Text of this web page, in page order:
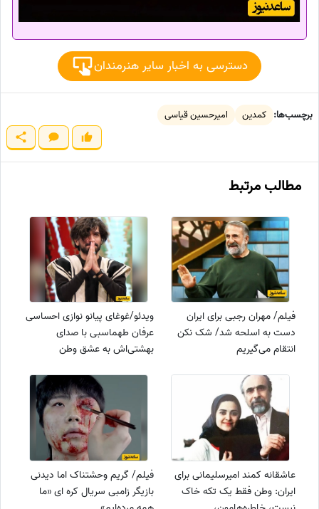
دسترسی به اخبار سایر هنرمندان
برچسب‌ها: کمدین امیرحسین قیاسی
مطالب مرتبط
فیلم/ مهران رجبی برای ایران
دست به اسلحه شد/ شک نکن
انتقام می‌گیریم
ویدئو/غوغای پیانو نوازی احساسی
عرفان طهماسبی با صدای
بهشتی‌اش به عشق وطن
دنیا ایران
عاشقانه کمند امیرسلیمانی برای
ایران: وطن فقط یک تکه خاک
فیلم/ گریم وحشتناک اما دیدنی
بازیگر زامبی سریال کره ای «ما